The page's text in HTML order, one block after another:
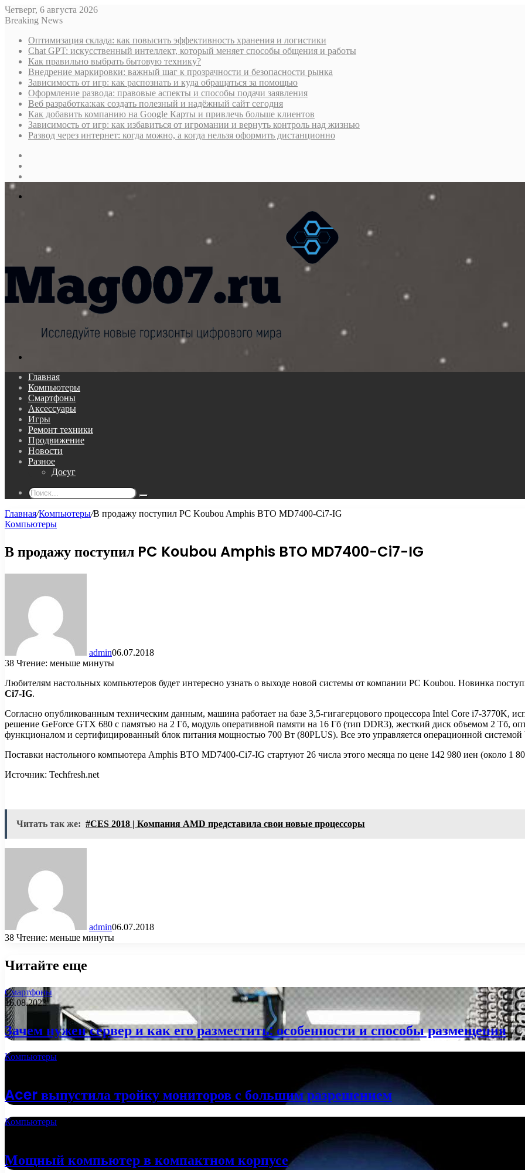
Четверг, 6 августа 2026
Breaking News
Оптимизация склада: как повысить эффективность хранения и логистики
Chat GPT: искусственный интеллект, который меняет способы общения и работы
Как правильно выбрать бытовую технику?
Внедрение маркировки: важный шаг к прозрачности и безопасности рынка
Зависимость от игр: как распознать и куда обращаться за помощью
Оформление развода: правовые аспекты и способы подачи заявления
Веб разработка:как создать полезный и надёжный сайт сегодня
Как добавить компанию на Google Карты и привлечь больше клиентов
Зависимость от игр: как избавиться от игромании и вернуть контроль над жизнью
Развод через интернет: когда можно, а когда нельзя оформить дистанционно
Главная
Компьютеры
Смартфоны
Аксессуары
Игры
Ремонт техники
Продвижение
Новости
Разное
Досуг
Поиск...
Главная/Компьютеры/В продажу поступил PC Koubou Amphis BTO MD7400-Ci7-IG
Компьютеры
В продажу поступил PC Koubou Amphis BTO MD7400-Ci7-IG
admin06.07.2018
38 Чтение: меньше минуты
Любителям настольных компьютеров будет интересно узнать о выходе новой системы от компании PC Koubou. Новинка
Ci7-IG.
Согласно опубликованным техническим данным, машина работает на базе 3,5-гигагерцового процессора Intel Core i7-3770K,
решение GeForce GTX 680 с памятью на 2 Гб, модуль оперативной памяти на 16 Гб (тип DDR3), жесткий диск объемом 2 Тб,
функционалом и сертифицированный блок питания мощностью 700 Вт (80PLUS). Все это управляется операционной системой
Поставки настольного компьютера Amphis BTO MD7400-Ci7-IG стартуют 26 числа этого месяца по цене 142 980 иен (около 1
Источник: Techfresh.net
Читать так же: #CES 2018 | Компания AMD представила свои новые процессоры
admin06.07.2018
38 Чтение: меньше минуты
Читайте еще
Смартфоны
16.08.2023
Зачем нужен сервер и как его разместить: особенности и способы размещения
Компьютеры
Acer выпустила тройку мониторов с большим разрешением
Компьютеры
Мощный компьютер в компактном корпусе